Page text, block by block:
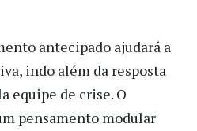
antecipado ajudará a
indo além da resposta
equipe de crise. O
pensamento modular